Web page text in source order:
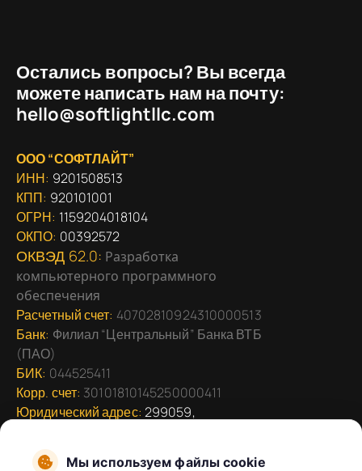
Остались вопросы? Вы всегда
можете написать нам на почту:
hello@softlightllc.com
ООО “СОФТЛАЙТ”
ИНН: 9201508513
КПП: 920101001
ОГРН: 1159204018104
ОКПО: 00392572
ОКВЭД 62.0: Разработка
компьютерного программного
обеспечения
Расчетный счет: 40702810924310000513
Банк: Филиал “Центральный” Банка ВТБ
(ПАО)
БИК: 044525411
Корр. счет: 30101810145250000411
Юридический адрес: 299059,
дом
Мы используем файлы cookie